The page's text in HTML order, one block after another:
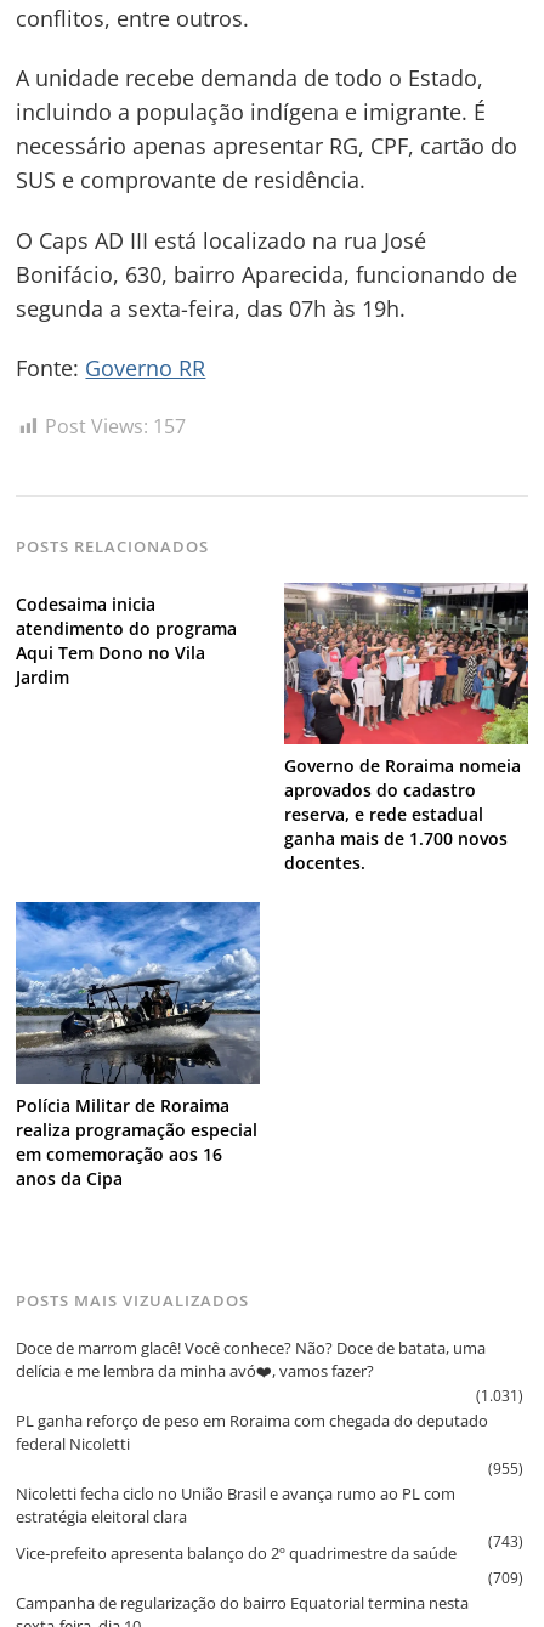
conflitos, entre outros.
A unidade recebe demanda de todo o Estado,
incluindo a população indígena e imigrante. É
necessário apenas apresentar RG, CPF, cartão do
SUS e comprovante de residência.
O Caps AD III está localizado na rua José
Bonifácio, 630, bairro Aparecida, funcionando de
segunda a sexta-feira, das 07h às 19h.
Fonte: Governo RR
Post Views: 157
POSTS RELACIONADOS
Codesaima inicia
atendimento do programa
Aqui Tem Dono no Vila
Jardim
Governo de Roraima nomeia
aprovados do cadastro
reserva, e rede estadual
ganha mais de 1.700 novos
docentes.
Polícia Militar de Roraima
realiza programação especial
em comemoração aos 16
anos da Cipa
POSTS MAIS VIZUALIZADOS
Doce de marrom glacê! Você conhece? Não? Doce de batata, uma
delícia e me lembra da minha avó❤️, vamos fazer?
(1.031)
PL ganha reforço de peso em Roraima com chegada do deputado
federal Nicoletti
(955)
Nicoletti fecha ciclo no União Brasil e avança rumo ao PL com
estratégia eleitoral clara
(743)
Vice‑prefeito apresenta balanço do 2º quadrimestre da saúde
(709)
Campanha de regularização do bairro Equatorial termina nesta